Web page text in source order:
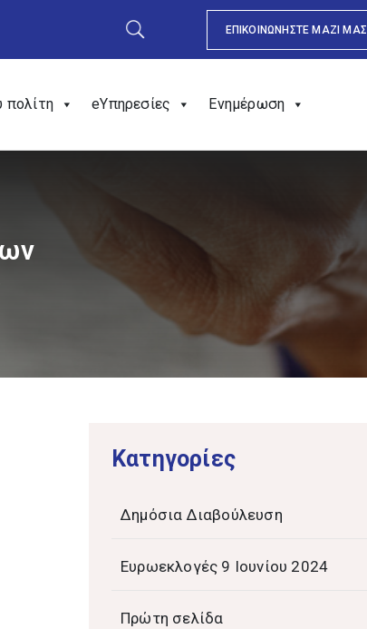
ΕΠΙΚΟΙΝΩΝΗΣΤΕ ΜΑΖΙ ΜΑΣ
πολίτη eΥπηρεσίες Ενημέρωση
Kατηγορίες
Δημόσια Διαβούλευση
Ευρωεκλογές 9 Ιουνίου 2024
Πρώτη σελίδα